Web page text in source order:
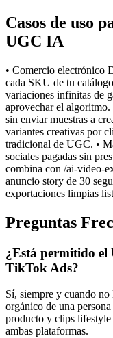
Casos de uso
UGC IA
• Comercio electrónico
cada SKU de tu
variaciones infinitas de
aprovechar el
sin enviar muestras a
variantes creativas por
tradicional de UGC. •
sociales pagadas sin
combina con /ai-video-
anuncio story de 30
exportaciones limpias
Preguntas
¿Está permitido
TikTok Ads?
Sí, siempre y cuando
orgánico de una
producto y clips lifestyle
ambas plataformas.